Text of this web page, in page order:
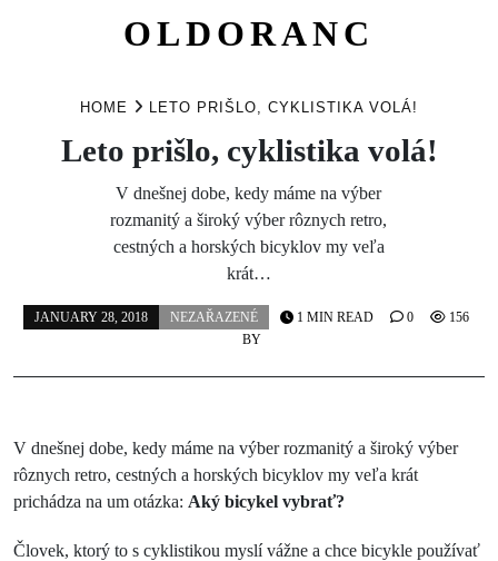
OLDORANC
HOME LETO PRIŠLO, CYKLISTIKA VOLÁ!
Leto prišlo, cyklistika volá!
V dnešnej dobe, kedy máme na výber
rozmanitý a široký výber rôznych retro,
cestných a horských bicyklov my veľa
krát…
JANUARY 28, 2018
NEZAŘAZENÉ
BY
1 MIN READ 0 156
V dnešnej dobe, kedy máme na výber rozmanitý a široký výber
rôznych retro, cestných a horských bicyklov my veľa krát
prichádza na um otázka: Aký bicykel vybrať?
Človek, ktorý to s cyklistikou myslí vážne a chce bicykle používať